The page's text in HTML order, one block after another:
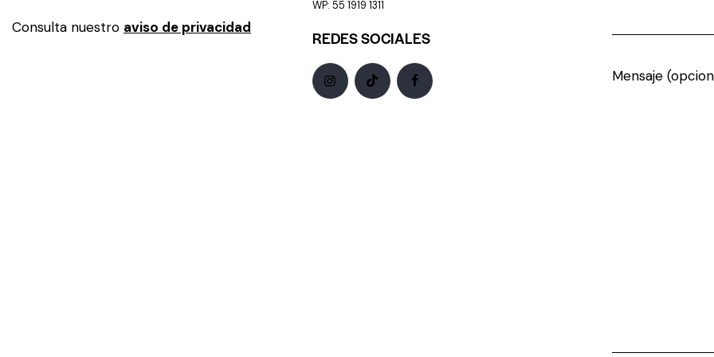
Consulta nuestro aviso de privacidad
WP: 55 1919 1311
REDES SOCIALES
Mensaje